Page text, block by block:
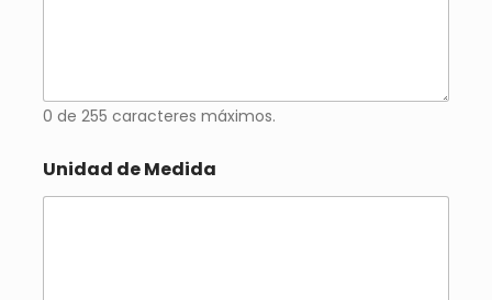
0 de 255 caracteres máximos.
Unidad de Medida